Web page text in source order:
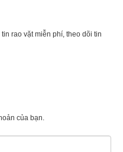
rao vặt miễn phí, theo dõi tin
của bạn.